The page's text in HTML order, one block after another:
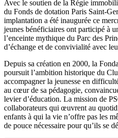
Avec le soutien de la Régie
du Fonds de dotation Paris Saint-
implantation a été inaugurée ce
jeunes bénéficiaires ont participé à
l’enceinte mythique du Parc des
d’échange et de convivialité avec
Depuis sa création en 2000, la
poursuit l’ambition historique du
accompagner la jeunesse en
au cœur de sa pédagogie,
levier d’éducation. La mission de
collaborateurs qui œuvrent au
enfants à qui la vie n’offre pas les
de pouce nécessaire pour qu’ils se